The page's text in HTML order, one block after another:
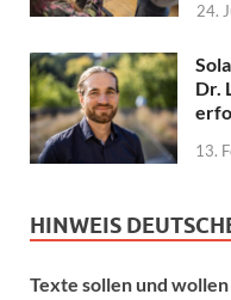
24.
Dr.
13.
HINWEIS
Texte sollen und